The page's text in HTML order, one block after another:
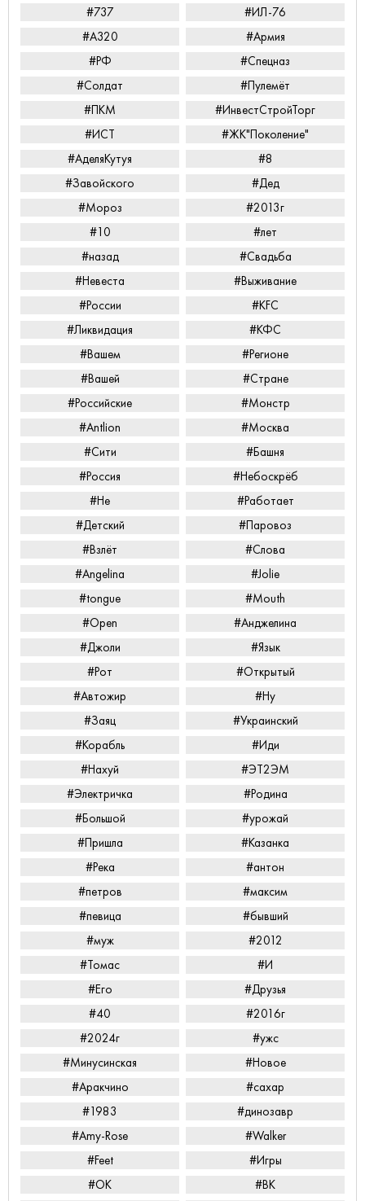
#737
#ИЛ-76
#А320
#Армия
#РФ
#Спецназ
#Солдат
#Пулемёт
#ПКМ
#ИнвестСтройТорг
#ИСТ
#ЖК"Поколение"
#АделяКутуя
#8
#Завойского
#Дед
#Мороз
#2013г
#10
#лет
#назад
#Свадьба
#Невеста
#Выживание
#России
#KFC
#Ликвидация
#КФС
#Вашем
#Регионе
#Вашей
#Стране
#Российские
#Монстр
#Antlion
#Москва
#Сити
#Башня
#Россия
#Небоскрёб
#Не
#Работает
#Детский
#Паровоз
#Взлёт
#Слова
#Angelina
#Jolie
#tongue
#Mouth
#Open
#Анджелина
#Джоли
#Язык
#Рот
#Открытый
#Автожир
#Ну
#Заяц
#Украинский
#Корабль
#Иди
#Нахуй
#ЭТ2ЭМ
#Электричка
#Родина
#Большой
#урожай
#Пришла
#Казанка
#Река
#антон
#петров
#максим
#певица
#бывший
#муж
#2012
#Томас
#И
#Его
#Друзья
#40
#2016г
#2024г
#ужс
#Минусинская
#Новое
#Аракчино
#сахар
#1983
#динозавр
#Amy-Rose
#Walker
#Feet
#Игры
#ОК
#ВК